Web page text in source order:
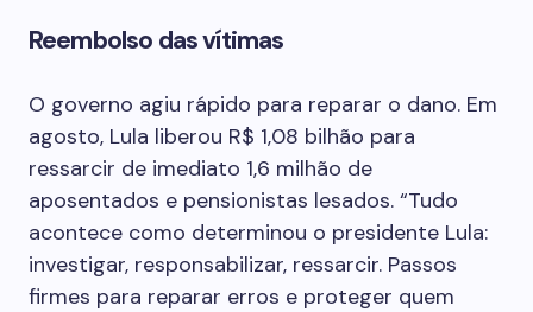
Reembolso das vítimas
O governo agiu rápido para reparar o dano. Em
agosto, Lula liberou R$ 1,08 bilhão para
ressarcir de imediato 1,6 milhão de
aposentados e pensionistas lesados. “Tudo
acontece como determinou o presidente Lula:
investigar, responsabilizar, ressarcir. Passos
firmes para reparar erros e proteger quem